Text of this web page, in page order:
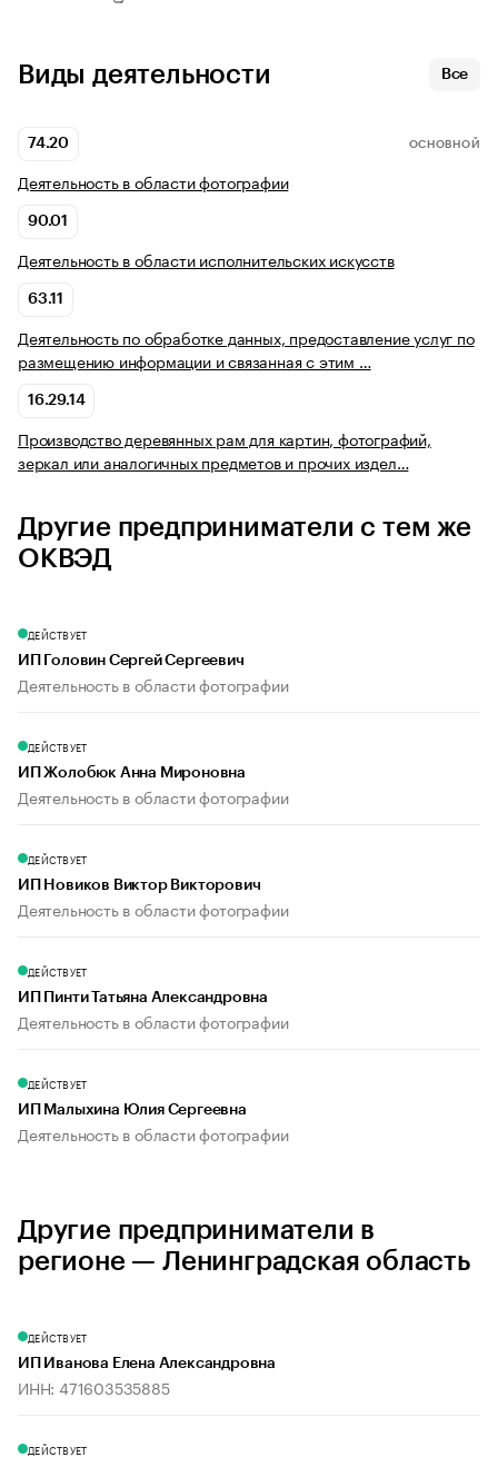
Виды деятельности Все
74.20 ОСНОВНОЙ
Деятельность в области фотографии
90.01
Деятельность в области исполнительских искусств
63.11
Деятельность по обработке данных, предоставление услуг по
размещению информации и связанная с этим …
16.29.14
Производство деревянных рам для картин, фотографий,
зеркал или аналогичных предметов и прочих издел…
Другие предприниматели с тем же
ОКВЭД
ДЕЙСТВУЕТ
ИП Головин Сергей Сергеевич
Деятельность в области фотографии
ДЕЙСТВУЕТ
ИП Жолобюк Анна Мироновна
Деятельность в области фотографии
ДЕЙСТВУЕТ
ИП Новиков Виктор Викторович
Деятельность в области фотографии
ДЕЙСТВУЕТ
ИП Пинти Татьяна Александровна
Деятельность в области фотографии
ДЕЙСТВУЕТ
ИП Малыхина Юлия Сергеевна
Деятельность в области фотографии
Другие предприниматели в
регионе — Ленинградская область
ДЕЙСТВУЕТ
ИП Иванова Елена Александровна
ИНН: 471603535885
ДЕЙСТВУЕТ